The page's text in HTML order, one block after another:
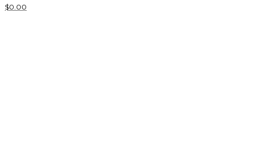
$0.00